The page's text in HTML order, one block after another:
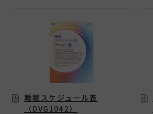
睡眠スケジュール表
（DVG1042）